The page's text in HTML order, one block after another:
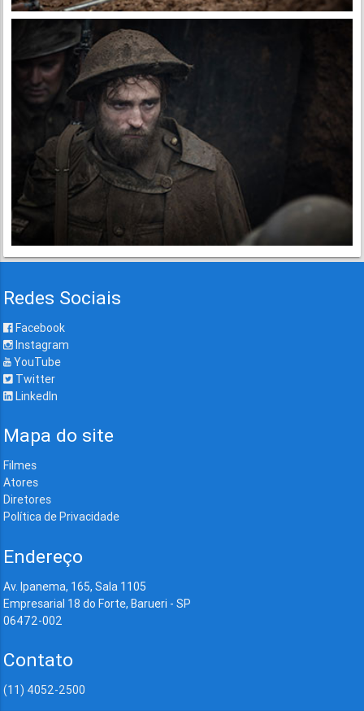
Redes Sociais
Facebook
Instagram
YouTube
Twitter
LinkedIn
Mapa do site
Filmes
Atores
Diretores
Política de Privacidade
Endereço
Av. Ipanema, 165, Sala 1105
Empresarial 18 do Forte, Barueri - SP
06472-002
Contato
(11) 4052-2500